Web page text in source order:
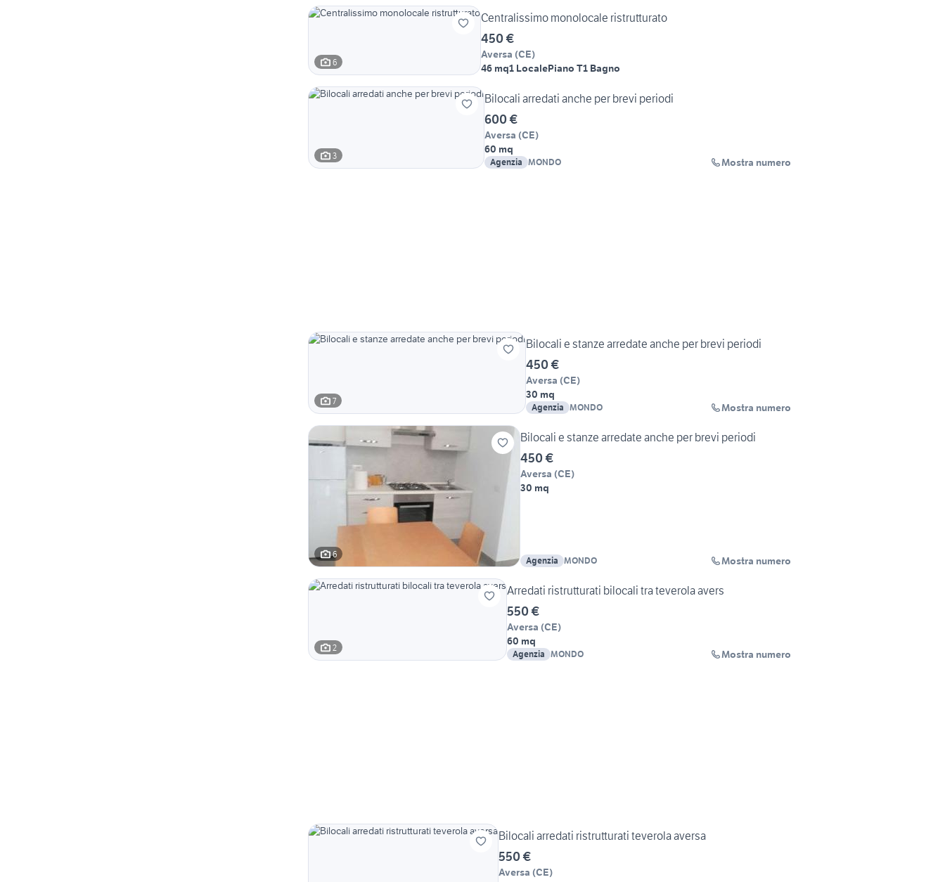
6
Centralissimo monolocale ristrutturato
450 €
Aversa (CE)
46 mq1 LocalePiano T1 Bagno
3
Bilocali arredati anche per brevi periodi
600 €
Aversa (CE)
60 mq
Agenzia MONDO Mostra numero
7
Bilocali e stanze arredate anche per brevi periodi
450 €
Aversa (CE)
30 mq
Agenzia MONDO Mostra numero
6
Bilocali e stanze arredate anche per brevi periodi
450 €
Aversa (CE)
30 mq
Agenzia MONDO Mostra numero
2
Arredati ristrutturati bilocali tra teverola avers
550 €
Aversa (CE)
60 mq
Agenzia MONDO Mostra numero
Bilocali arredati ristrutturati teverola aversa
550 €
Aversa (CE)